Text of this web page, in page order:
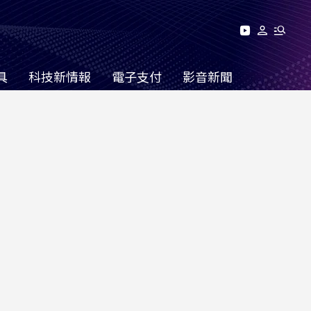
科技新情報 電子支付 影音新聞